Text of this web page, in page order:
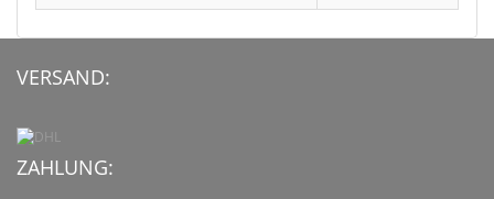
VERSAND:
ZAHLUNG: